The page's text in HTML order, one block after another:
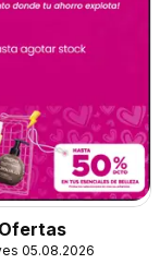
05.08.2026